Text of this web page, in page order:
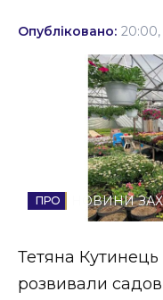
Політика
Соціум
Стиль життя
Втрачений
Втрачений
Опубліковано: 20:00,
НОВИНИ
Тетяна Кутинець
розвивали